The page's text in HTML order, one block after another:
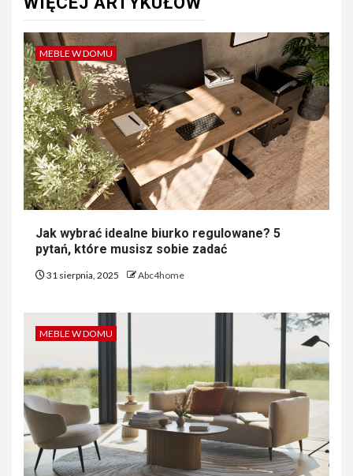
MEBLE W DOMU
Jak wybrać idealne biurko regulowane? 5
pytań, które musisz sobie zadać
31 sierpnia, 2025 Abc4home
MEBLE W DOMU